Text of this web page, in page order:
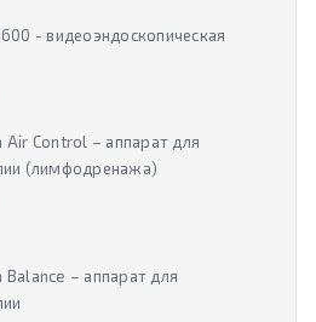
- видеоэндоскопическая
Air Control – аппарат для
(лимфодренажа)
Balance – аппарат для